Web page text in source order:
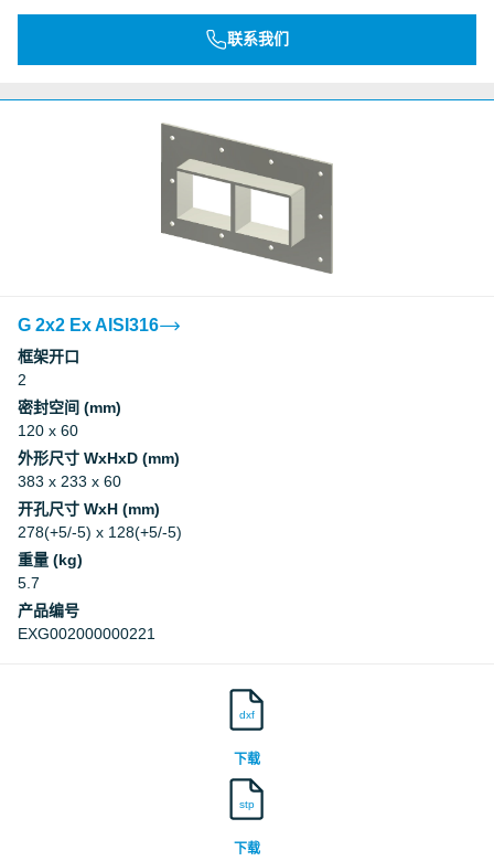
联系我们
G 2x2 Ex AISI316
框架开口
2
密封空间 (mm)
120 x 60
外形尺寸 WxHxD (mm)
383 x 233 x 60
开孔尺寸 WxH (mm)
278(+5/-5) x 128(+5/-5)
重量 (kg)
5.7
产品编号
EXG002000000221
dxf
下载
stp
下载